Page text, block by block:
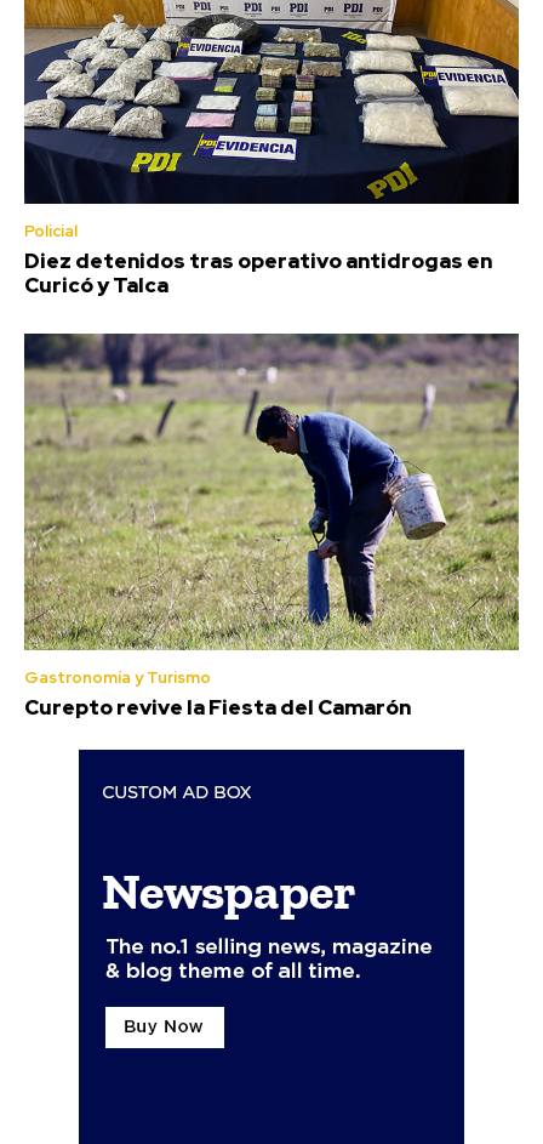
Policial
Diez detenidos tras operativo antidrogas en
Curicó y Talca
Gastronomía y Turismo
Curepto revive la Fiesta del Camarón